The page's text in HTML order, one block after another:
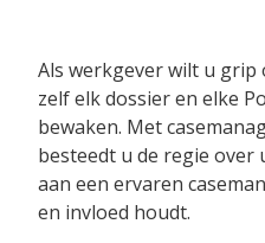
Als werkgever wilt u grip
zelf elk dossier en elke
bewaken. Met
besteedt u de regie over
aan een ervaren
en invloed houdt.